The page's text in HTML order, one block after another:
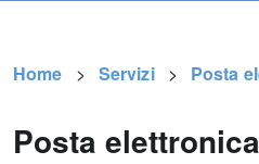
Home Servizi Posta
Posta